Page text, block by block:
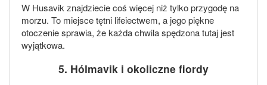
W Husavik znajdziecie coś więcej niż tylko przygodę na
morzu. To miejsce tętni lifeiectwem, a jego piękne
otoczenie sprawia, że każda chwila spędzona tutaj jest
wyjątkowa.
5. Hólmavik i okoliczne fiordy